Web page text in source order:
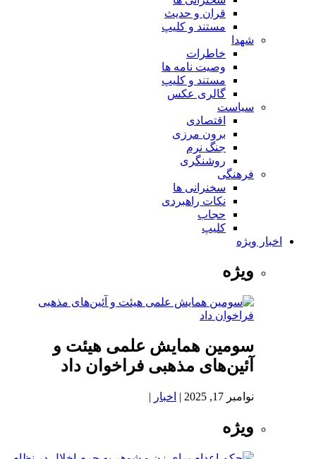
قران و حدیث
مستند و کلیپ
شهدا
خاطرات
وصیت نامه ها
مستند و کلیپ
گالری عکس
سیاست
اقتصادی
برون مرزی
جنگ نرم
روشنگری
فرهنگی
سخنرانی ها
نکات راهبردی
حجاب
کلیپ
اخبار ویژه
ویژه
سومین همایش علمی هیئت و
آئین‌های مذهبی فراخوان داد
نوامبر 17, 2025 | اخبار |
ویژه